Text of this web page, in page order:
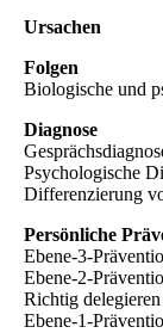
Ursachen
Folgen
Biologische und
Diagnose
Psychologische
Differenzierung
Persönliche
Ebene-3-
Ebene-2-
Richtig
Ebene-1-